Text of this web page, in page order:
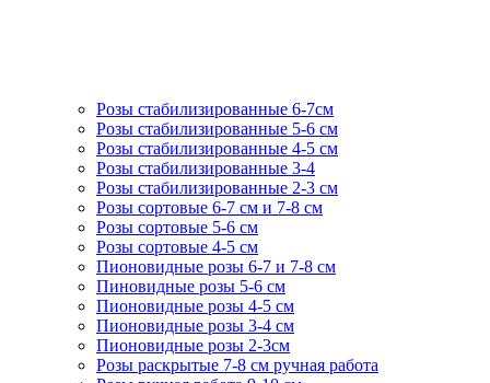
Розы стабилизированные 6-7см
Розы стабилизированные 5-6 см
Розы стабилизированные 4-5 см
Розы стабилизированные 3-4
Розы стабилизированные 2-3 см
Розы сортовые 6-7 см и 7-8 см
Розы сортовые 5-6 см
Розы сортовые 4-5 см
Пионовидные розы 6-7 и 7-8 см
Пиновидные розы 5-6 см
Пионовидные розы 4-5 см
Пионовидные розы 3-4 см
Пионовидные розы 2-3см
Розы раскрытые 7-8 см ручная работа